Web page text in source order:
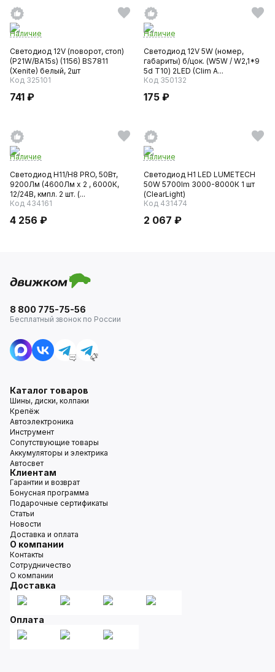
Наличие
Светодиод 12V (поворот, стоп)
(P21W/BA15s) (1156) BS7811
(Xenite) белый, 2шт
Код 325101
741 ₽
Наличие
Светодиод 12V 5W (номер,
габариты) б/цок. (W5W / W2,1*9
5d T10) 2LED (Clim A...
Код 350132
175 ₽
Наличие
Светодиод H11/H8 PRO, 50Вт,
9200Лм (4600Лм x 2 , 6000К,
12/24В, кмпл. 2 шт. (...
Код 434161
4 256 ₽
Наличие
Светодиод H1 LED LUMETECH
50W 5700lm 3000-8000К 1 шт
(ClearLight)
Код 431474
2 067 ₽
8 800 775-75-56
Бесплатный звонок по России
Каталог товаров
Шины, диски, колпаки
Крепёж
Автоэлектроника
Инструмент
Сопутствующие товары
Аккумуляторы и электрика
Автосвет
Клиентам
Гарантии и возврат
Бонусная программа
Подарочные сертификаты
Статьи
Новости
Доставка и оплата
О компании
Контакты
Сотрудничество
О компании
Доставка
Оплата